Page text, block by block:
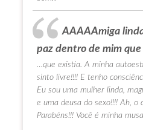
AAAAAmiga
paz dentro de mim
…que existia. A minha
sinto livre!!!! E tenho
Eu sou uma mulher linda,
e uma deusa do sexo!!!! Ah, o
Parabéns!!! Você é minha